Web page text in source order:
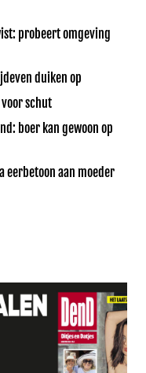
probeert omgeving
duiken op
voor schut
boer kan gewoon op
eerbetoon aan moeder